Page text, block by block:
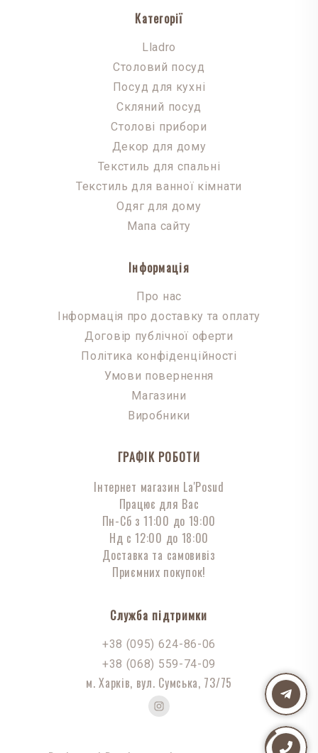
Категорії
Lladro
Столовий посуд
Посуд для кухні
Скляний посуд
Столові прибори
Декор для дому
Текстиль для спальні
Текстиль для ванної кімнати
Одяг для дому
Мапа сайту
Інформація
Про нас
Інформація про доставку та оплату
Договір публічної оферти
Політика конфіденційності
Умови повернення
Магазини
Виробники
ГРАФІК РОБОТИ
Інтернет магазин La'Posud
Працює для Вас
Пн-Сб з 11:00 до 19:00
Нд с 12:00 до 18:00
Доставка та самовивіз
Приємних покупок!
Служба підтримки
+38 (095) 624-86-06
+38 (068) 559-74-09
м. Харків, вул. Сумська, 73/75